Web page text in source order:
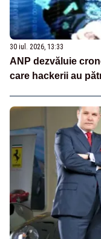
30 iul. 2026, 13:33
ANP dezvăluie
care hackerii au